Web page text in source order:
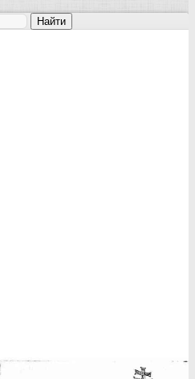
Найти